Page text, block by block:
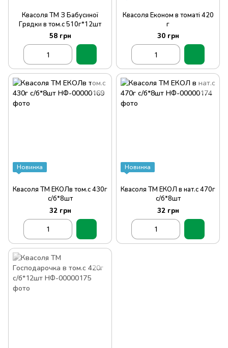
Квасоля ТМ З Бабусиної
Грядки в том.с 510г*12шт
58 грн
Квасоля Економ в томаті 420
г
30 грн
Новинка
Квасоля ТМ ЕКОЛв том.с 430г
с/б*8шт
32 грн
Новинка
Квасоля ТМ ЕКОЛ в нат.с 470г
с/б*8шт
32 грн